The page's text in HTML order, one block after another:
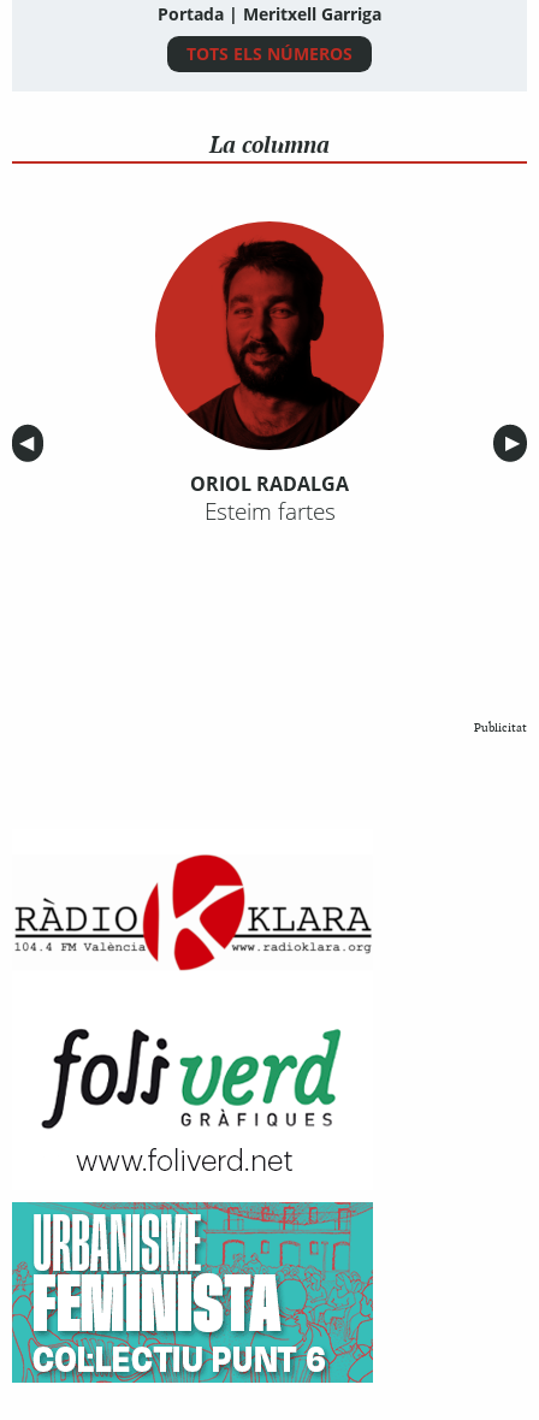
Portada | Meritxell Garriga
TOTS ELS NÚMEROS
La columna
Anterior
◀︎ ▶︎
ORIOL RADALGA
Esteim fartes
Publicitat